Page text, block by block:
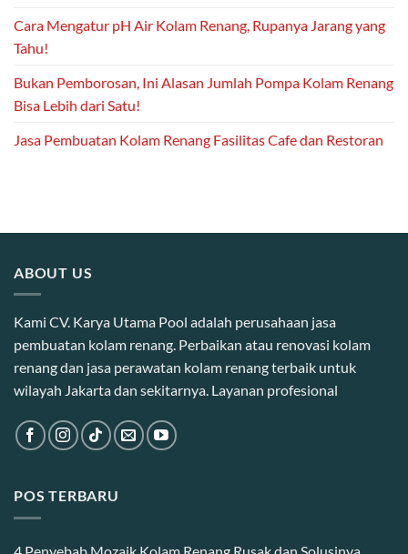
Cara Mengatur pH Air Kolam Renang, Rupanya Jarang yang
Tahu!
Bukan Pemborosan, Ini Alasan Jumlah Pompa Kolam Renang
Bisa Lebih dari Satu!
Jasa Pembuatan Kolam Renang Fasilitas Cafe dan Restoran
ABOUT US
Kami CV. Karya Utama Pool adalah perusahaan jasa
pembuatan kolam renang. Perbaikan atau renovasi kolam
renang dan jasa perawatan kolam renang terbaik untuk
wilayah Jakarta dan sekitarnya. Layanan profesional
POS TERBARU